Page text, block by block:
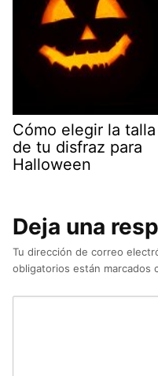
Cómo elegir la talla
de tu disfraz para
Halloween
Deja una
Tu dirección de correo
obligatorios están marcados